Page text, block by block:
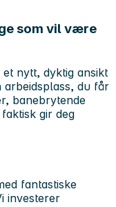
som vil være
nytt, dyktig ansikt
arbeidsplass, du får
banebrytende
gir deg
fantastiske
investerer